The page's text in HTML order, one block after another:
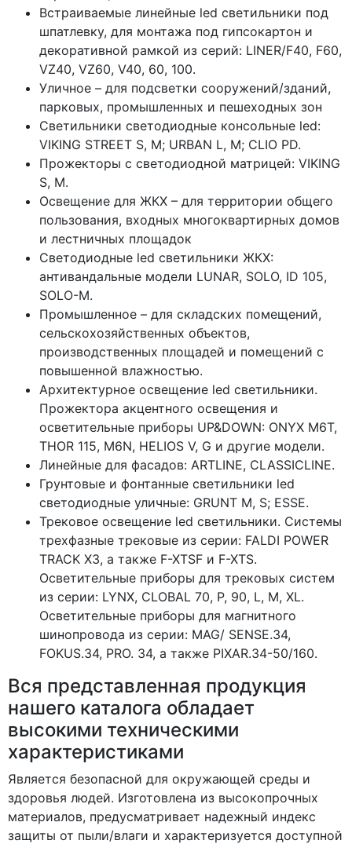
Встраиваемые линейные led светильники под
шпатлевку, для монтажа под гипсокартон и
декоративной рамкой из серий: LINER/F40, F60,
VZ40, VZ60, V40, 60, 100.
Уличное – для подсветки сооружений/зданий,
парковых, промышленных и пешеходных зон
Светильники светодиодные консольные led:
VIKING STREET S, M; URBAN L, M; CLIO PD.
Прожекторы с светодиодной матрицей: VIKING
S, M.
Освещение для ЖКХ – для территории общего
пользования, входных многоквартирных домов
и лестничных площадок
Светодиодные led светильники ЖКХ:
антивандальные модели LUNAR, SOLO, ID 105,
SOLO-M.
Промышленное – для складских помещений,
сельскохозяйственных объектов,
производственных площадей и помещений с
повышенной влажностью.
Архитектурное освещение led светильники.
Прожектора акцентного освещения и
осветительные приборы UP&DOWN: ONYX M6T,
THOR 115, M6N, HELIOS V, G и другие модели.
Линейные для фасадов: ARTLINE, CLASSICLINE.
Грунтовые и фонтанные светильники led
светодиодные уличные: GRUNT M, S; ESSE.
Трековое освещение led светильники. Системы
трехфазные трековые из серии: FALDI POWER
TRACK X3, а также F-XTSF и F-XTS.
Осветительные приборы для трековых систем
из серии: LYNX, CLOBAL 70, P, 90, L, M, XL.
Осветительные приборы для магнитного
шинопровода из серии: MAG/ SENSE.34,
FOKUS.34, PRO. 34, а также PIXAR.34-50/160.
Вся представленная продукция
нашего каталога обладает
высокими техническими
характеристиками
Является безопасной для окружающей среды и
здоровья людей. Изготовлена из высокопрочных
материалов, предусматривает надежный индекс
защиты от пыли/влаги и характеризуется доступной